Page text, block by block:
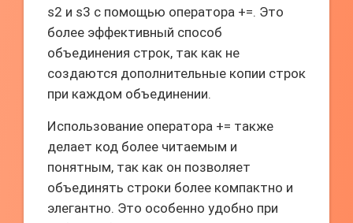
s2 и s3 с помощью оператора +=. Это
более эффективный способ
объединения строк, так как не
создаются дополнительные копии строк
при каждом объединении.
Использование оператора += также
делает код более читаемым и
понятным, так как он позволяет
объединять строки более компактно и
элегантно. Это особенно удобно при